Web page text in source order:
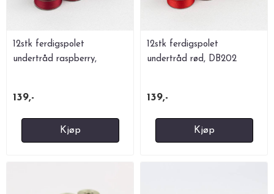
12stk ferdigspolet
undertråd raspberry,
139,-
Kjøp
12stk ferdigspolet
undertråd rød, DB202
139,-
Kjøp